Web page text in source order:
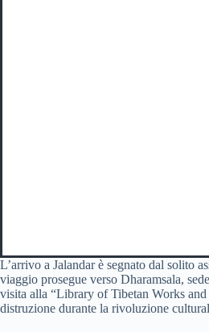
L’arrivo a Jalandar è segnato dal solito
viaggio prosegue verso Dharamsala,
visita alla “Library of Tibetan Works
distruzione durante la rivoluzione